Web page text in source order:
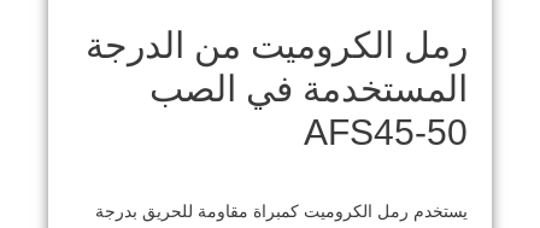
رمل الكروميت من الدرجة
المستخدمة في الصب
AFS45-50
يستخدم رمل الكروميت كمبراة مقاومة للحريق بدرجة